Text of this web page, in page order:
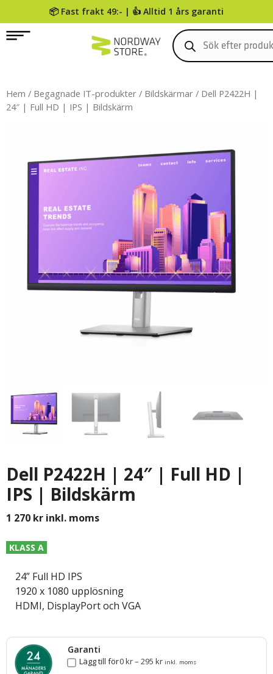
📦 Fast frakt 49:- | 👍 Alltid 1 års garanti
0
Hem / Begagnade IT-produkter / Bildskärmar / Dell P2422H |
24″ | Full HD | IPS | Bildskärm
Dell P2422H | 24″ | Full HD |
IPS | Bildskärm
1 270 kr inkl. moms
KLASS A
24” Full HD IPS
1920 x 1080 upplösning
HDMI, DisplayPort och VGA
Garanti
Lägg till för0kr–295kr inkl. moms